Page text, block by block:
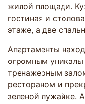
жилой площади.
гостиная и
этаже, а две
Апартаменты
огромным
тренажерным
рестораном и
зеленой лужайке.